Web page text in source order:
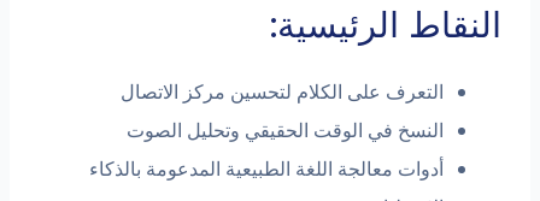
النقاط الرئيسية:
التعرف على الكلام لتحسين مركز الاتصال
النسخ في الوقت الحقيقي وتحليل الصوت
أدوات معالجة اللغة الطبيعية المدعومة بالذكاء